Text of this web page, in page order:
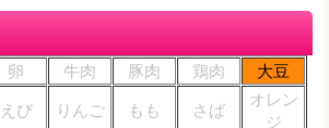
卵 牛肉 豚肉 鶏肉 大豆
えび りんご もも さば
オレン
ジ